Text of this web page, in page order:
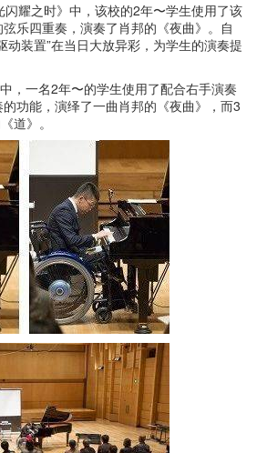
耀之时》中，该校的2年〜学生使用了该
乐四重奏，演奏了肖邦的《夜曲》。自
动装置”在当日大放异彩，为学生的演奏提
，一名2年〜的学生使用了配合右手演奏
功能，演绎了一曲肖邦的《夜曲》，而3
道》。